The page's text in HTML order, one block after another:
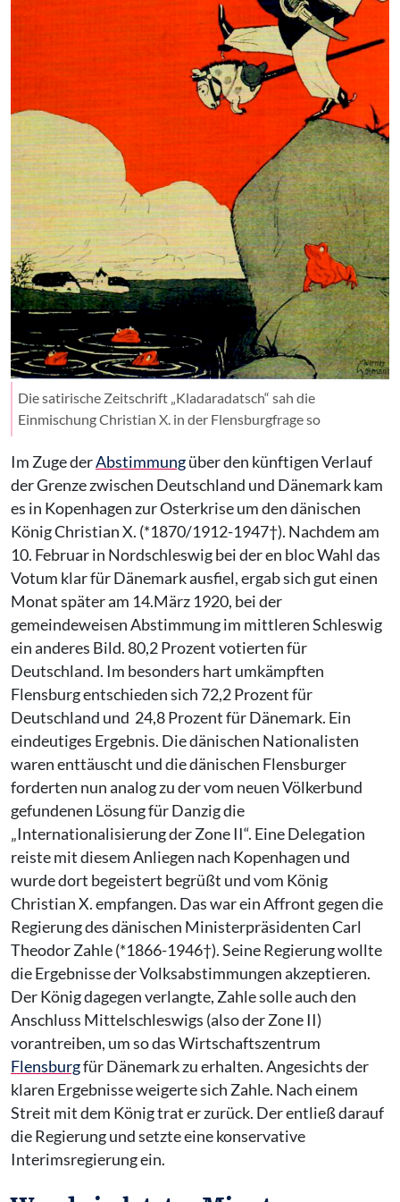
Die satirische Zeitschrift „Kladaradatsch“ sah die
Einmischung Christian X. in der Flensburgfrage so
Im Zuge derAbstimmungüber den künftigen Verlauf
der Grenze zwischen Deutschland und Dänemark kam
es in Kopenhagen zur Osterkrise um den dänischen
König Christian X. (*1870/1912-1947†). Nachdem am
10. Februar in Nordschleswig bei der en bloc Wahl das
Votum klar für Dänemark ausfiel, ergab sich gut einen
Monat später am 14.März 1920, bei der
gemeindeweisen Abstimmung im mittleren Schleswig
ein anderes Bild. 80,2 Prozent votierten für
Deutschland. Im besonders hart umkämpften
Flensburg entschieden sich 72,2 Prozent für
Deutschland und 24,8 Prozent für Dänemark. Ein
eindeutiges Ergebnis. Die dänischen Nationalisten
waren enttäuscht und die dänischen Flensburger
forderten nun analog zu der vom neuen Völkerbund
gefundenen Lösung für Danzig die
„Internationalisierung der Zone II“. Eine Delegation
reiste mit diesem Anliegen nach Kopenhagen und
wurde dort begeistert begrüßt und vom König
Christian X. empfangen. Das war ein Affront gegen die
Regierung des dänischen Ministerpräsidenten Carl
Theodor Zahle (*1866-1946†). Seine Regierung wollte
die Ergebnisse der Volksabstimmungen akzeptieren.
Der König dagegen verlangte, Zahle solle auch den
Anschluss Mittelschleswigs (also der Zone II)
vorantreiben, um so das Wirtschaftszentrum
Flensburgfür Dänemark zu erhalten. Angesichts der
klaren Ergebnisse weigerte sich Zahle. Nach einem
Streit mit dem König trat er zurück. Der entließ darauf
die Regierung und setzte eine konservative
Interimsregierung ein.